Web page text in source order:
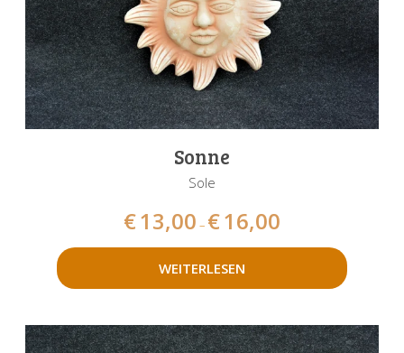
Sonne
Sole
€13,00 – €16,00
WEITERLESEN